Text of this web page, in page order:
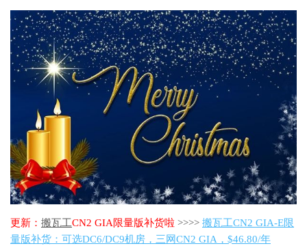
更新： 搬瓦工CN2 GIA限量版补货啦 >>>> 搬瓦工CN2 GIA-E限
量版补货：可选DC6/DC9机房，三网CN2 GIA，$46.80/年